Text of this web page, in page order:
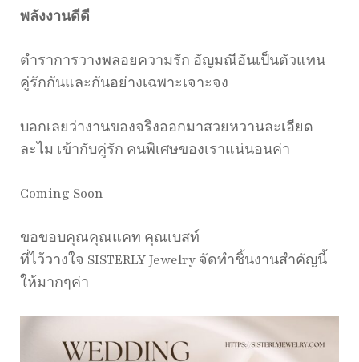
พลังงานดีดี
ตำราการวางพลอยความรัก อัญมณีอันเป็นตัวแทน
คู่รักกันและกันอย่างเฉพาะเจาะจง
บอกเลยว่างานของจริงออกมาสวยหวานละเอียด
ละไม เข้ากับคู่รัก คนพิเศษของเราแน่นอนค่า
Coming Soon
ขอขอบคุณคุณแคท คุณเบสท์
ที่ไว้วางใจ SISTERLY Jewelry จัดทำชิ้นงานสำคัญนี้
ให้มากๆค่า